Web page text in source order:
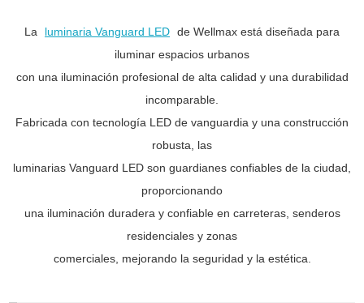
La luminaria Vanguard LED de Wellmax está diseñada para
iluminar espacios urbanos
con una iluminación profesional de alta calidad y una durabilidad
incomparable.
Fabricada con tecnología LED de vanguardia y una construcción
robusta, las
luminarias Vanguard LED son guardianes confiables de la ciudad,
proporcionando
una iluminación duradera y confiable en carreteras, senderos
residenciales y zonas
comerciales, mejorando la seguridad y la estética.